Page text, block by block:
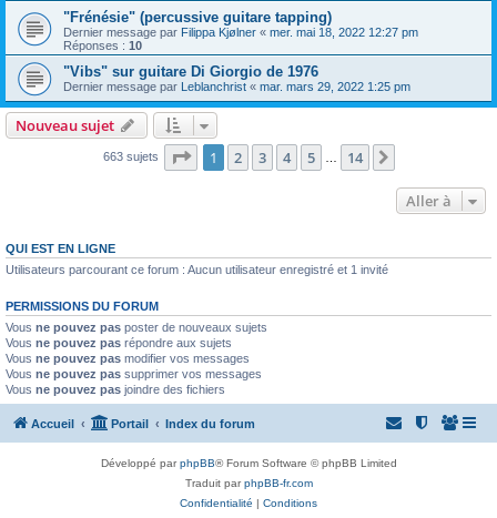
"Frénésie" (percussive guitare tapping)
Dernier message par Filippa Kjølner « mer. mai 18, 2022 12:27 pm
Réponses : 10
"Vibs" sur guitare Di Giorgio de 1976
Dernier message par Leblanchrist « mar. mars 29, 2022 1:25 pm
Nouveau sujet
663 sujets Page 1sur14
1 2 3 4 5 14
Aller à
QUI EST EN LIGNE
Utilisateurs parcourant ce forum : Aucun utilisateur enregistré et 1 invité
PERMISSIONS DU FORUM
Vous ne pouvez pas poster de nouveaux sujets
Vous ne pouvez pas répondre aux sujets
Vous ne pouvez pas modifier vos messages
Vous ne pouvez pas supprimer vos messages
Vous ne pouvez pas joindre des fichiers
Accueil Portail Index du forum
Développé parphpBB® Forum Software © phpBB Limited
Traduit parphpBB-fr.com
Confidentialité | Conditions